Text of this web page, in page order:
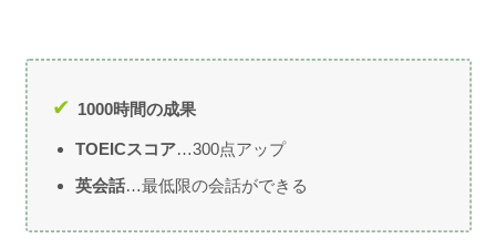
1000時間の成果
TOEICスコア…300点アップ
英会話…最低限の会話ができる